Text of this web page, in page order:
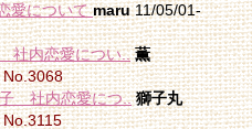
愛についてmaru11/05/01-
社内恋愛につい.. 薫
No.3068
社内恋愛につ.. 獅子丸
No.3115